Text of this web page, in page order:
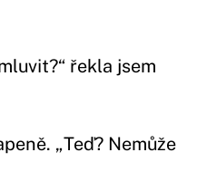
řekla jsem
„Teď? Nemůže